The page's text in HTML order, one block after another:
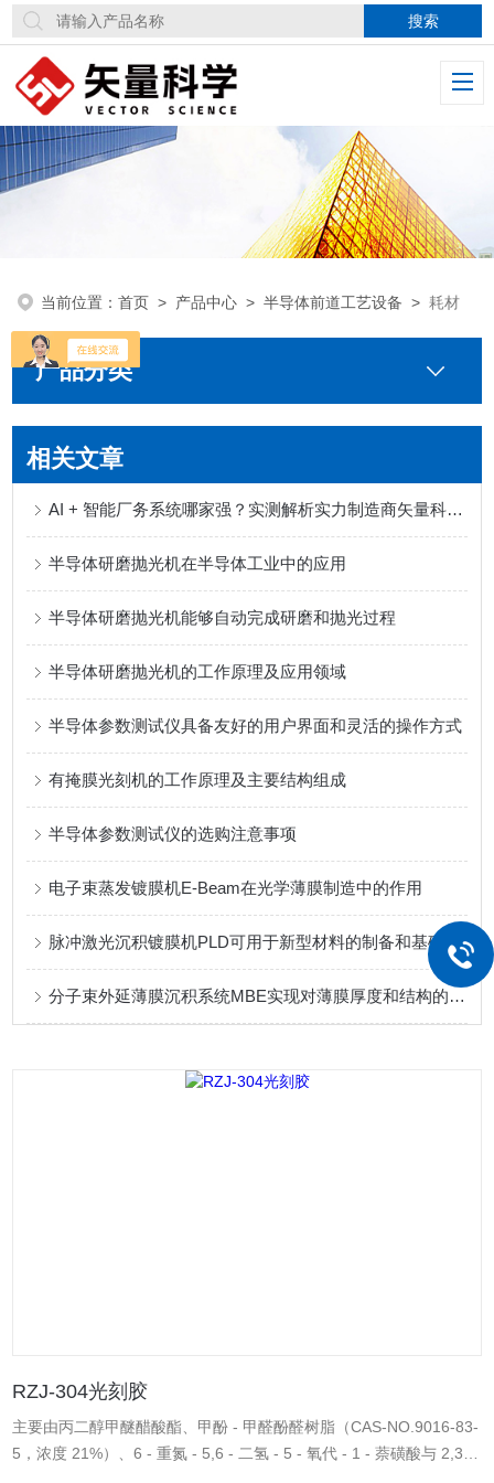
当前位置：首页 > 产品中心 >半导体前道工艺设备 >耗材
产品分类
相关文章
AI + 智能厂务系统哪家强？实测解析实力制造商矢量科学核心优势
半导体研磨抛光机在半导体工业中的应用
半导体研磨抛光机能够自动完成研磨和抛光过程
半导体研磨抛光机的工作原理及应用领域
半导体参数测试仪具备友好的用户界面和灵活的操作方式
有掩膜光刻机的工作原理及主要结构组成
半导体参数测试仪的选购注意事项
电子束蒸发镀膜机E-Beam在光学薄膜制造中的作用
脉冲激光沉积镀膜机PLD可用于新型材料的制备和基础物理研究
分子束外延薄膜沉积系统MBE实现对薄膜厚度和结构的精确调控
RZJ-304光刻胶
主要由丙二醇甲醚醋酸酯、甲酚 - 甲醛酚醛树脂（CAS-NO.9016-83-
5，浓度 21%）、6 - 重氮 - 5,6 - 二氢 - 5 - 氧代 - 1 - 萘磺酸与 2,3,4